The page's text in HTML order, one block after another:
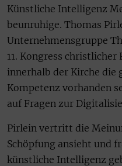
Künstliche Intelligenz
beunruhige. Thomas
Unternehmensgruppe
11. Kongress
innerhalb der Kirche die
Kompetenz vorhanden
auf Fragen zur
Pirlein vertritt die
Schöpfung ansieht und
künstliche Intelligenz